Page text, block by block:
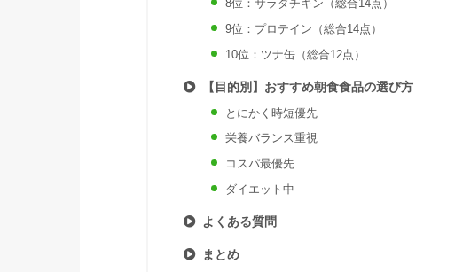
8位：サラダチキン（総合14点）
9位：プロテイン（総合14点）
10位：ツナ缶（総合12点）
【目的別】おすすめ朝食食品の選び方
とにかく時短優先
栄養バランス重視
コスパ最優先
ダイエット中
よくある質問
まとめ